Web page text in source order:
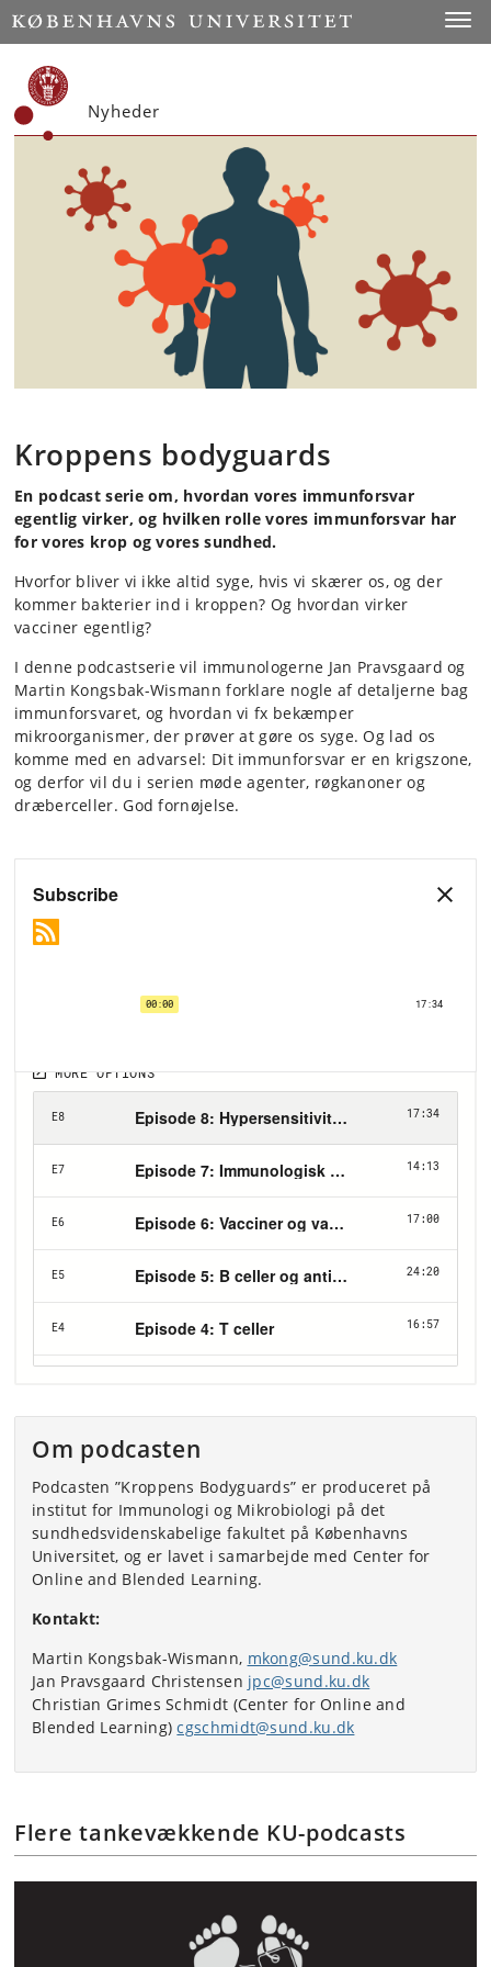
Start
Nyheder
Kroppens bodyguards
En podcast serie om, hvordan vores immunforsvar
egentlig virker, og hvilken rolle vores immunforsvar har
for vores krop og vores sundhed.
Hvorfor bliver vi ikke altid syge, hvis vi skærer os, og der
kommer bakterier ind i kroppen? Og hvordan virker
vacciner egentlig?
I denne podcastserie vil immunologerne Jan Pravsgaard og
Martin Kongsbak-Wismann forklare nogle af detaljerne bag
immunforsvaret, og hvordan vi fx bekæmper
mikroorganismer, der prøver at gøre os syge. Og lad os
komme med en advarsel: Dit immunforsvar er en krigszone,
og derfor vil du i serien møde agenter, røgkanoner og
dræberceller. God fornøjelse.
Om podcasten
Podcasten ”Kroppens Bodyguards” er produceret på
institut for Immunologi og Mikrobiologi på det
sundhedsvidenskabelige fakultet på Københavns
Universitet, og er lavet i samarbejde med Center for
Online and Blended Learning.
Kontakt:
Martin Kongsbak-Wismann, mkong@sund.ku.dk
Jan Pravsgaard Christensen jpc@sund.ku.dk
Christian Grimes Schmidt (Center for Online and
Blended Learning)cgschmidt@sund.ku.dk
Flere tankevækkende KU-podcasts